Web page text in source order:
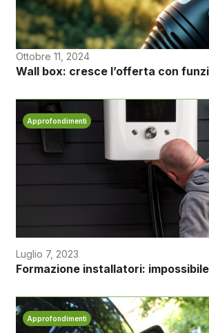
Ottobre 11, 2024
Wall box: cresce l’offerta con
Approfondimenti
Luglio 7, 2023
Formazione installatori:
Approfondimenti